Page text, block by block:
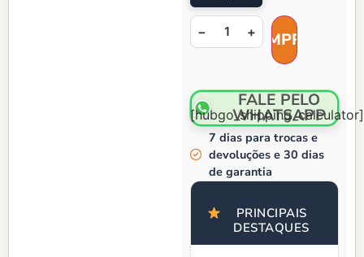
− +
FALE PELO
WHATSAPP
[hubgo_shipping_calculator]
7 dias para trocas e
devoluções e 30 dias
de garantia
PRINCIPAIS
DESTAQUES